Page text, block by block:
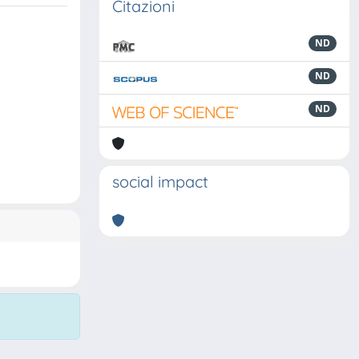
Citazioni
ND
ND
ND
social impact